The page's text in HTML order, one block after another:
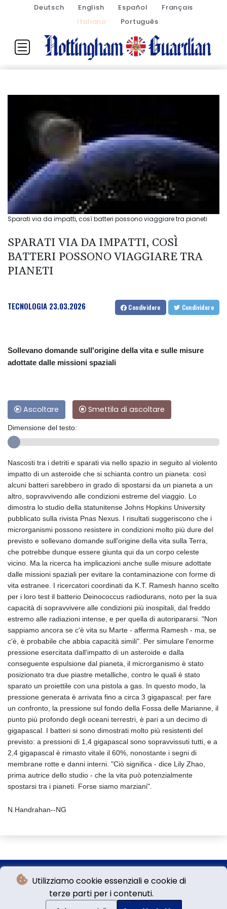
Utilizziamo cookie essenziali e cookie di
terze parti per i contenuti.
Deutsch English Español
Français
Italiano
Português
Sparati via da impatti, così batteri possono viaggiare tra pianeti
SPARATI VIA DA IMPATTI, COSÌ
BATTERI POSSONO VIAGGIARE TRA
PIANETI
TECNOLOGIA 23.03.2026 Condividere Condividere
Sollevano domande sull'origine della vita e sulle misure
adottate dalle missioni spaziali
Ascoltare Smettila di ascoltare
Dimensione del testo:
Nascosti tra i detriti e sparati via nello spazio in seguito al violento
impatto di un asteroide che si schianta contro un pianeta: così
alcuni batteri sarebbero in grado di spostarsi da un pianeta a un
altro, sopravvivendo alle condizioni estreme del viaggio. Lo
dimostra lo studio della statunitense Johns Hopkins University
pubblicato sulla rivista Pnas Nexus. I risultati suggeriscono che i
microrganismi possono resistere in condizioni molto più dure del
previsto e sollevano domande sull'origine della vita sulla Terra,
che potrebbe dunque essere giunta qui da un corpo celeste
vicino. Ma la ricerca ha implicazioni anche sulle misure adottate
dalle missioni spaziali per evitare la contaminazione con forme di
vita estranee. I ricercatori coordinati da K.T. Ramesh hanno scelto
per i loro test il batterio Deinococcus radiodurans, noto per la sua
capacità di sopravvivere alle condizioni più inospitali, dal freddo
estremo alle radiazioni intense, e per quella di autoripararsi. "Non
sappiamo ancora se c'è vita su Marte - afferma Ramesh - ma, se
c'è, è probabile che abbia capacità simili". Per simulare l'enorme
pressione esercitata dall'impatto di un asteroide e dalla
conseguente espulsione dal pianeta, il microrganismo è stato
posizionato tra due piastre metalliche, contro le quali è stato
sparato un proiettile con una pistola a gas. In questo modo, la
pressione generata è arrivata fino a circa 3 gigapascal: per fare
un confronto, la pressione sul fondo della Fossa delle Marianne, il
punto più profondo degli oceani terrestri, è pari a un decimo di
gigapascal. I batteri si sono dimostrati molto più resistenti del
previsto: a pressioni di 1,4 gigapascal sono sopravvissuti tutti, e a
2,4 gigapascal è rimasto vitale il 60%, nonostante i segni di
membrane rotte e danni interni. "Ciò significa - dice Lily Zhao,
prima autrice dello studio - che la vita può potenzialmente
spostarsi tra i pianeti. Forse siamo marziani".
N.Handrahan--NG